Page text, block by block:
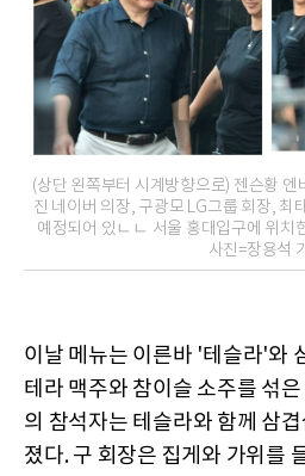
(상단 왼쪽부터 시계방향으로) 젠슨황 엔
진 네이버 의장, 구광모 LG그룹 회장, 최
예정되어 있ㄴㄴ 서울 홍대입구에 위치
사진=장용석
이날 메뉴는 이른바 '테슬라'와
테라 맥주와 참이슬 소주를 섞
의 참석자는 테슬라와 함께 삼
졌다. 구 회장은 집게와 가위를